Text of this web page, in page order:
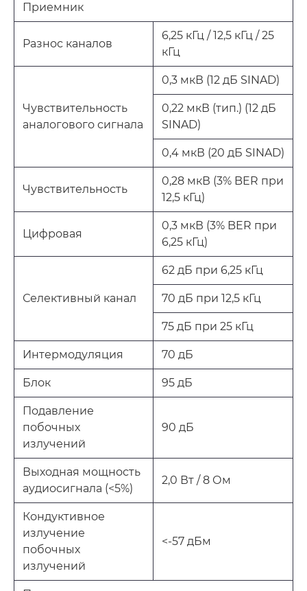
Приемник
Разнос каналов
6,25 кГц / 12,5 кГц / 25
кГц
Чувствительность
аналогового сигнала
0,3 мкВ (12 дБ SINAD)
0,22 мкВ (тип.) (12 дБ
SINAD)
0,4 мкВ (20 дБ SINAD)
Чувствительность
0,28 мкВ (3% BER при
12,5 кГц)
Цифровая
0,3 мкВ (3% BER при
6,25 кГц)
Селективный канал
62 дБ при 6,25 кГц
70 дБ при 12,5 кГц
75 дБ при 25 кГц
Интермодуляция 70 дБ
Блок 95 дБ
Подавление
побочных
излучений
90 дБ
Выходная мощность
аудиосигнала (<5%)
2,0 Вт / 8 Ом
Кондуктивное
излучение
побочных
излучений
<-57 дБм